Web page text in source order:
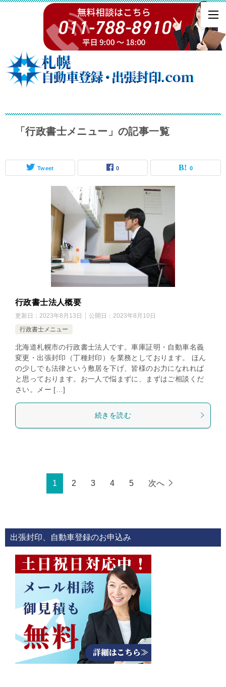
「行政書士メニュー」の記事一覧
Tweet 0 0
行政書士法人概要
更新日： 2023年8月13日 公開日： 2023年8月10日
行政書士メニュー
北海道札幌市の行政書士法人です。車庫証明・自動車名義
変更・出張封印（丁種封印）を業務としております。 ほん
の少しでも法律という敷居を下げ、皆様のお力になれれば
と思っております。お一人で悩まずに、まずはご相談くだ
さい。メー […]
続きを読む
1 2 3 4 5 次へ
出張封印、自動車登録のお申込み